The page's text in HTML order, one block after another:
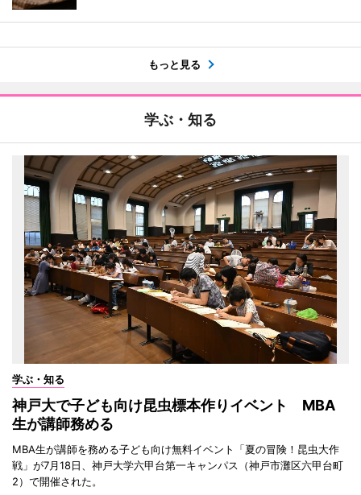
もっと見る
学ぶ・知る
学ぶ・知る
神戸大で子ども向け昆虫標本作りイベント MBA
生が講師務める
MBA生が講師を務める子ども向け無料イベント「夏の冒険！昆虫大作
戦」が7月18日、神戸大学六甲台第一キャンパス（神戸市灘区六甲台町
2）で開催された。